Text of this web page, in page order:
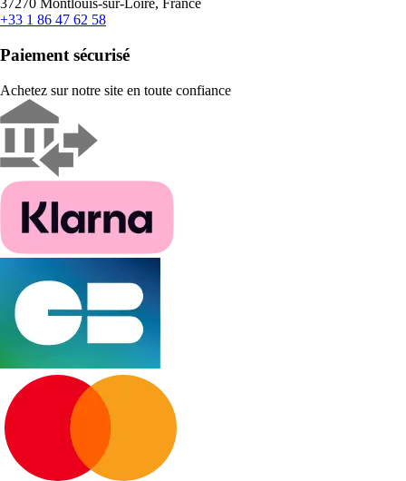
37270 Montlouis-sur-Loire, France
+33 1 86 47 62 58
Paiement sécurisé
Achetez sur notre site en toute confiance